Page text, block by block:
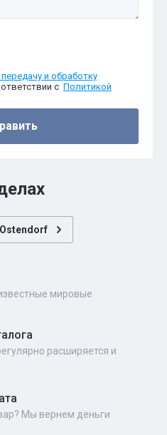
и обработку
с Политикой
мировые
расширяется и
Мы вернем деньги